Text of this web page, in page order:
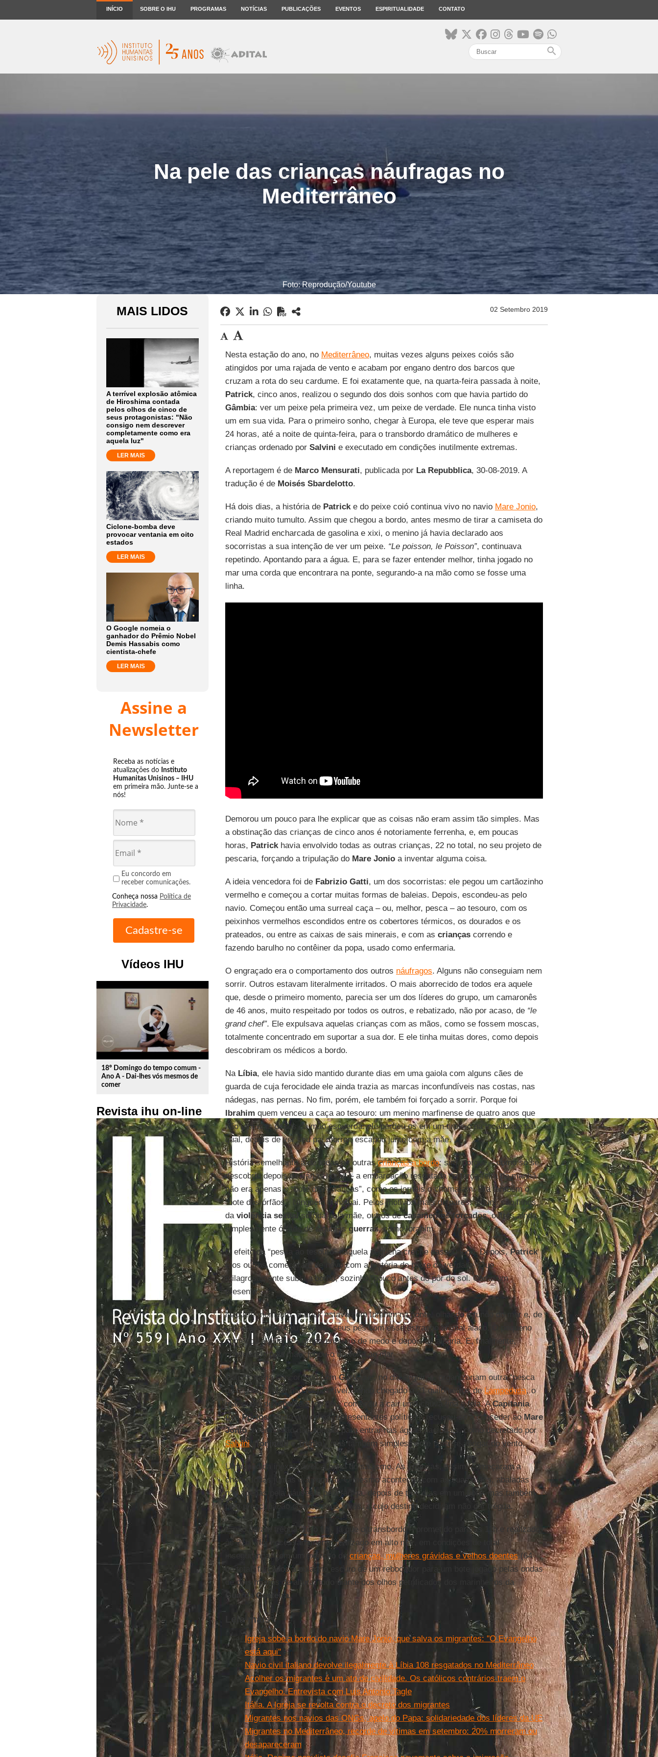
INÍCIO SOBRE O IHU PROGRAMAS NOTÍCIAS PUBLICAÇÕES EVENTOS ESPIRITUALIDADE CONTATO
search
Na pele das crianças náufragas no
Mediterrâneo
Foto: Reprodução/Youtube
MAIS LIDOS
A terrível explosão atômica
de Hiroshima contada
pelos olhos de cinco de
seus protagonistas: "Não
consigo nem descrever
completamente como era
aquela luz"
LER MAIS
Ciclone-bomba deve
provocar ventania em oito
estados
LER MAIS
O Google nomeia o
ganhador do Prêmio Nobel
Demis Hassabis como
cientista-chefe
LER MAIS
Assine a
Newsletter
Receba as notícias e
atualizações do Instituto
Humanitas Unisinos – IHU
em primeira mão. Junte-se a
nós!
Eu concordo em
receber comunicações.
Conheça nossa Política de
Privacidade.
Vídeos IHU
play_circle_outline
18º Domingo do tempo comum -
Ano A - Dai-lhes vós mesmos de
comer
Revista ihu on-line
02 Setembro 2019
Nesta estação do ano, no Mediterrâneo, muitas vezes alguns peixes coiós são
atingidos por uma rajada de vento e acabam por engano dentro dos barcos que
cruzam a rota do seu cardume. E foi exatamente que, na quarta-feira passada à noite,
Patrick, cinco anos, realizou o segundo dos dois sonhos com que havia partido do
Gâmbia: ver um peixe pela primeira vez, um peixe de verdade. Ele nunca tinha visto
um em sua vida. Para o primeiro sonho, chegar à Europa, ele teve que esperar mais
24 horas, até a noite de quinta-feira, para o transbordo dramático de mulheres e
crianças ordenado por Salvini e executado em condições inutilmente extremas.
A reportagem é de Marco Mensurati, publicada por La Repubblica, 30-08-2019. A
tradução é de Moisés Sbardelotto.
Há dois dias, a história de Patricke do peixe coió continua vivo no navio Mare Jonio,
criando muito tumulto. Assim que chegou a bordo, antes mesmo de tirar a camiseta do
Real Madrid encharcada de gasolina e xixi, o menino já havia declarado aos
socorristas a sua intenção de ver um peixe. “Le poisson, le Poisson”, continuava
repetindo. Apontando para a água. E, para se fazer entender melhor, tinha jogado no
mar uma corda que encontrara na ponte, segurando-a na mão como se fosse uma
linha.
Demorou um pouco para lhe explicar que as coisas não eram assim tão simples. Mas
a obstinação das crianças de cinco anos é notoriamente ferrenha, e, em poucas
horas, Patrickhavia envolvido todas as outras crianças, 22 no total, no seu projeto de
pescaria, forçando a tripulação do Mare Jonioa inventar alguma coisa.
A ideia vencedora foi de Fabrizio Gatti, um dos socorristas: ele pegou um cartãozinho
vermelho e começou a cortar muitas formas de baleias. Depois, escondeu-as pelo
navio. Começou então uma surreal caça – ou, melhor, pesca – ao tesouro, com os
peixinhos vermelhos escondidos entre os cobertores térmicos, os dourados e os
prateados, ou entre as caixas de sais minerais, e com as criançascorrendo e
fazendo barulho no contêiner da popa, usado como enfermaria.
O engraçado era o comportamento dos outros náufragos. Alguns não conseguiam nem
sorrir. Outros estavam literalmente irritados. O mais aborrecido de todos era aquele
que, desde o primeiro momento, parecia ser um dos líderes do grupo, um camaronês
de 46 anos, muito respeitado por todos os outros, e rebatizado, não por acaso, de “le
grand chef”. Ele expulsava aquelas crianças com as mãos, como se fossem moscas,
totalmente concentrado em suportar a sua dor. E ele tinha muitas dores, como depois
descobriram os médicos a bordo.
Na Líbia, ele havia sido mantido durante dias em uma gaiola com alguns cães de
guarda de cuja ferocidade ele ainda trazia as marcas inconfundíveis nas costas, nas
nádegas, nas pernas. No fim, porém, ele também foi forçado a sorrir. Porque foi
Ibrahim quem venceu a caça ao tesouro: um menino marfinense de quatro anos que
não tem dois dedos da mão esquerda: ele perdeu os em um tiroteio na localidade da
qual, depois de ver seu pai morrer, escapou junto com a mãe.
História semelhante à de todas as outrascrianças a bordo: sim, porque – como só se
descobriu depois de várias horas – a embarcação resgatada na terça-feira de manhã
não era apenas o “bote das crianças”, como os jornais o chamaram. Era também o
“bote dos órfãos”. Ninguém tinha pai. Pelos motivos mais díspares: alguns são filhos
da violência sexualsofrida pela mãe, outros decasamentos forçados, outros ainda
simplesmente órfãos de algumasguerras, como Ibrahim.
O efeito da “pesca ao tesouro” naquela pequena creche passou logo. Depois,Patrick
e os outros começaram de novo com a história do peixe de verdade. Que
milagrosamente subiu a bordo, sozinho, pouco antes do pôr do sol. Como um
presente.
Naquele momento, Patrick estava com Ibrahim na ponte, olhando o fundo do mar e, de
repente, se deparou entre os seus pés com esse estranho animal alado. O pequeno
começou a pular e a gritar, primeiro de medo e depois de alegria. E, finalmente,
convencido pela mãe, jogou-o de volta ao mar.
Patrick havia concordado comGattique, no dia seguinte, organizariam outra “pesca
de tesouro”. Mas não foi possível. Tendo chegado a 21 quilômetros deLampedusa, o
mar subiu de repente e, do céu, começou a cair uma chuva fina e feia. ACapitania
dos Portos, tendo ouvido os representantes políticos, recusou-se a conceder aoMare
Jonioa permissão não apenas para entrar nas águas nacionais, como decretado por
Salvini( Toninelli eTrenta ), mas também simplesmente para se abrigar do vento.
Uma medida inexplicável, à beira do sadismo. As crianças, assim, começaram a
chorar todas juntas e a vomitar. O mesmo aconteceu com as suas mães, abaladas
não apenas pela náusea e pela fadiga, depois de três dias em um bote, mas também
pela preocupação com os seus filhos, a cujo destino decidiram não dar trégua.
E não deram trégua até o fim, já que o transbordo – prometido para as 11h e realizado
às 21h – foi necessariamente realizado em alto mar, em condições de total
insegurança, com um exército de crianças, mulheres grávidas e velhos doentes(64
no total) forçados a pular no escuro de um rebocador para um bote jogado pelas ondas
de dois metros de altura, tudo diante dos olhos petrificados dos marinheiros da
Guarda Costeira.
Leia mais
Igreja sobe a bordo do navio Mare Jonio, que salva os migrantes: ''O Evangelho
está aqui''
Navio civil italiano devolve ilegalmente à Líbia 108 resgatados no Mediterrâneo
Acolher os migrantes é um ato de civilidade. Os católicos contrários traem o
Evangelho. Entrevista com Luis Antonio Tagle
Itália. A Igreja se revolta contra o decreto dos migrantes
Migrantes nos navios das ONGs, apelo do Papa: solidariedade dos líderes da UE
Migrantes no Mediterrâneo, recorde de vítimas em setembro: 20% morreram ou
desapareceram